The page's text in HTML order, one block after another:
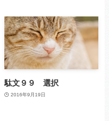
駄文９９ 選択
2016年9月19日